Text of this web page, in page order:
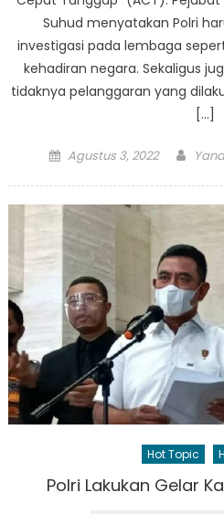
Suhud menyatakan Polri
investigasi pada lembaga
kehadiran negara. Sekaligus
tidaknya pelanggaran yang
[…]
Posted
Agustus 3, 2022 Yana
Hot Topic
Polri Lakukan Gelar